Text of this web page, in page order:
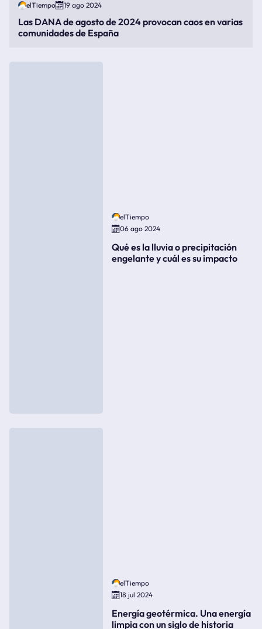
elTiempo 19 ago 2024
Las DANA de agosto de 2024 provocan caos en varias
comunidades de España
elTiempo
06 ago 2024
Qué es la lluvia o precipitación
engelante y cuál es su impacto
elTiempo
18 jul 2024
Energía geotérmica. Una energía
limpia con un siglo de historia